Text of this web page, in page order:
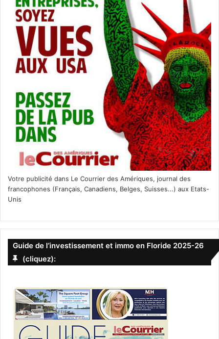
Votre publicité dans Le Courrier des Amériques, journal des
francophones (Français, Canadiens, Belges, Suisses...) aux Etats-
Unis
Guide de l’investissement et immo en Floride 2025-26
(cliquez):